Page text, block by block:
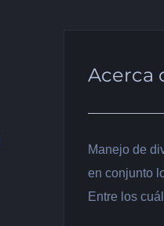
Acerca
Manejo de
en conjunto
Entre los